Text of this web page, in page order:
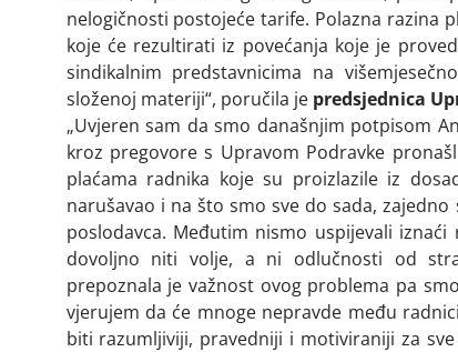
nelogičnosti postojeće tarife. Polazna razina
koje će rezultirati iz povećanja koje je
sindikalnim predstavnicima na
složenoj materiji“, poručila je predsjednica
„Uvjeren sam da smo današnjim potpisom
kroz pregovore s Upravom Podravke
plaćama radnika koje su proizlazile iz
narušavao i na što smo sve do sada,
poslodavca. Međutim nismo uspijevali
dovoljno niti volje, a ni odlučnosti od
prepoznala je važnost ovog problema pa
vjerujem da će mnoge nepravde među
biti razumljiviji, pravedniji i motiviraniji za